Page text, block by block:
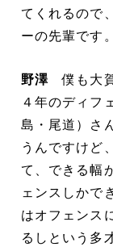
てくれるので
ーの先輩です。
野澤僕も大賀
４年のディフ
島・尾道）さ
うんですけど
て、できる幅
ェンスしかで
はオフェンス
るしという多